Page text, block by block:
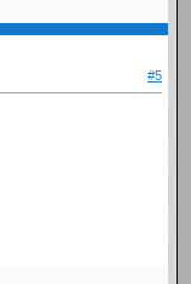
#5